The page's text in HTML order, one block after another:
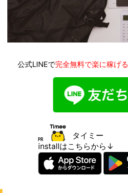
公式LINEで完全無料で楽に稼げる
タイミー
installはこちらから↓